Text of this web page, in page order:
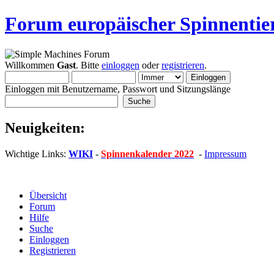
Forum europäischer
Willkommen Gast. Bitte einloggen oderregistrieren.
Einloggen mit Benutzername, Passwort und Sitzungslänge
Neuigkeiten:
Wichtige Links: WIKI - Spinnenkalender 2022 - Impressum
Übersicht
Forum
Hilfe
Suche
Einloggen
Registrieren